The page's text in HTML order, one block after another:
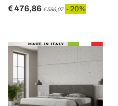
€ 476,86 € 596,07 - 20%